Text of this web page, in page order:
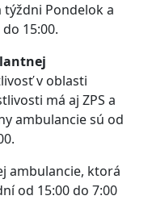
Pondelok a
15:00.
v oblasti
má aj ZPS a
ambulancie sú od
ambulancie, ktorá
od 15:00 do 7:00